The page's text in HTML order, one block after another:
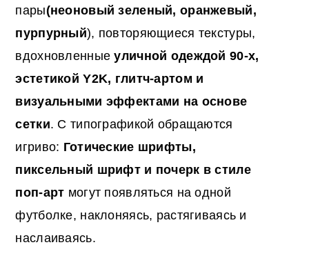
пары(неоновый зеленый, оранжевый,
пурпурный), повторяющиеся текстуры,
вдохновленныеуличной одеждой 90-х,
эстетикой Y2K, глитч-артом и
визуальными эффектами на основе
сетки. С типографикой обращаются
игриво: Готические шрифты,
пиксельный шрифт и почерк в стиле
поп-арт могут появляться на одной
футболке, наклоняясь, растягиваясь и
наслаиваясь.